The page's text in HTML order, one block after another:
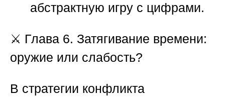
абстрактную игру с цифрами.
⚔️ Глава 6. Затягивание времени:
оружие или слабость?
В стратегии конфликта